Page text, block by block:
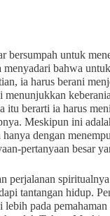
untuk
bahwa
ia harus berani
itu berarti ia harus
Meskipun ini
dengan
pertanyaan besar
tantangan hidup.
pada